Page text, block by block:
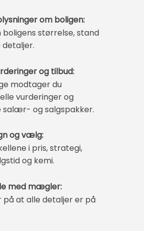
om boligen:
størrelse, stand
og tilbud:
modtager du
vurderinger og
salær- og salgspakker.
og vælg:
i pris, strategi,
og kemi.
med mægler:
at alle detaljer er på